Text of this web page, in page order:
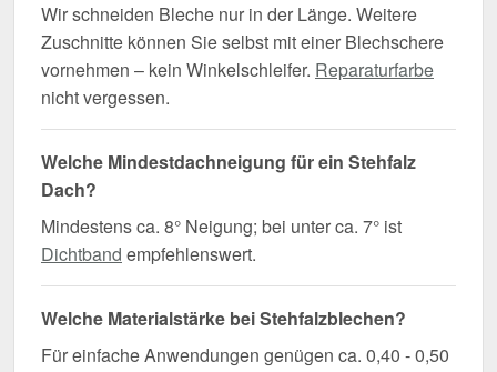
Wir schneiden Bleche nur in der Länge. Weitere
Zuschnitte können Sie selbst mit einer Blechschere
vornehmen – kein Winkelschleifer. Reparaturfarbe
nicht vergessen.
Welche Mindestdachneigung für ein Stehfalz
Dach?
Mindestens ca. 8° Neigung; bei unter ca. 7° ist
Dichtband empfehlenswert.
Welche Materialstärke bei Stehfalzblechen?
Für einfache Anwendungen genügen ca. 0,40 - 0,50